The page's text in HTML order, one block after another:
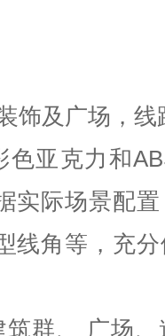
饰及广场，
色亚克力和
实际场景配
线角等，充
群、 广场